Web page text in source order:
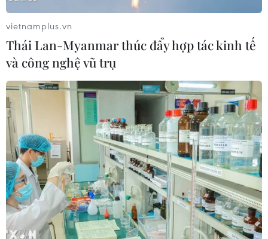
vietnamplus.vn
Thái Lan-Myanmar thúc đẩy hợp tác kinh tế
và công nghệ vũ trụ